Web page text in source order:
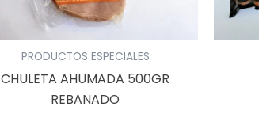
PRODUCTOS ESPECIALES
CHULETA AHUMADA 500GR
REBANADO